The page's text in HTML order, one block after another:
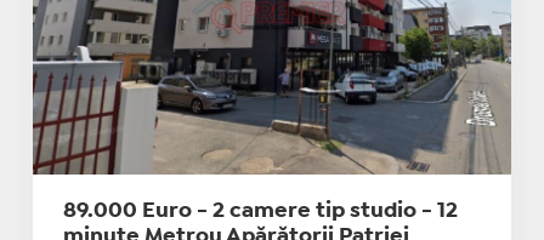
89.000 Euro - 2 camere tip studio - 12